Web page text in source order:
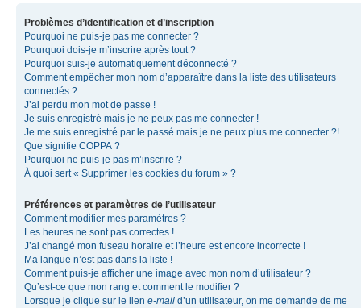
Problèmes d’identification et d’inscription
Pourquoi ne puis-je pas me connecter ?
Pourquoi dois-je m’inscrire après tout ?
Pourquoi suis-je automatiquement déconnecté ?
Comment empêcher mon nom d’apparaître dans la liste des utilisateurs
connectés ?
J’ai perdu mon mot de passe !
Je suis enregistré mais je ne peux pas me connecter !
Je me suis enregistré par le passé mais je ne peux plus me connecter ?!
Que signifie COPPA ?
Pourquoi ne puis-je pas m’inscrire ?
À quoi sert « Supprimer les cookies du forum » ?
Préférences et paramètres de l’utilisateur
Comment modifier mes paramètres ?
Les heures ne sont pas correctes !
J’ai changé mon fuseau horaire et l’heure est encore incorrecte !
Ma langue n’est pas dans la liste !
Comment puis-je afficher une image avec mon nom d’utilisateur ?
Qu’est-ce que mon rang et comment le modifier ?
Lorsque je clique sur le lien e-mail d’un utilisateur, on me demande de me